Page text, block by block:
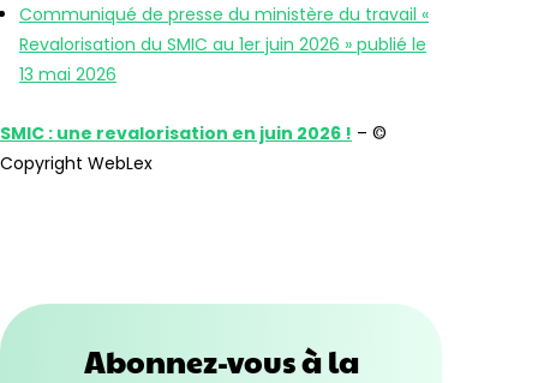
Communiqué de presse du ministère du travail «
Revalorisation du SMIC au 1er juin 2026 » publié le
13 mai 2026
SMIC : une revalorisation en juin 2026 ! – ©
Copyright WebLex
Abonnez-vous à la